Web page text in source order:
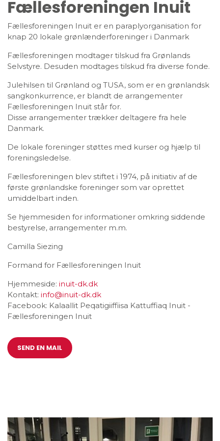
Fællesforeningen Inuit
Fællesforeningen Inuit er en paraplyorganisation for
knap 20 lokale grønlænderforeninger i Danmark
Fællesforeningen modtager tilskud fra Grønlands
Selvstyre. Desuden modtages tilskud fra diverse fonde.
Julehilsen til Grønland og TUSA, som er en grønlandsk
sangkonkurrence, er blandt de arrangementer
Fællesforeningen Inuit står for.
Disse arrangementer trækker deltagere fra hele
Danmark.
De lokale foreninger støttes med kurser og hjælp til
foreningsledelse.
Fællesforeningen blev stiftet i 1974, på initiativ af de
første grønlandske foreninger som var oprettet
umiddelbart inden.
Se hjemmesiden for informationer omkring siddende
bestyrelse, arrangementer m.m.
Camilla Siezing
Formand for Fællesforeningen Inuit
Hjemmeside: inuit-dk.dk
Kontakt: info@inuit-dk.dk
Facebook: Kalaallit Peqatigiiffiisa Kattuffiaq Inuit -
Fællesforeningen Inuit
SEND EN MAIL